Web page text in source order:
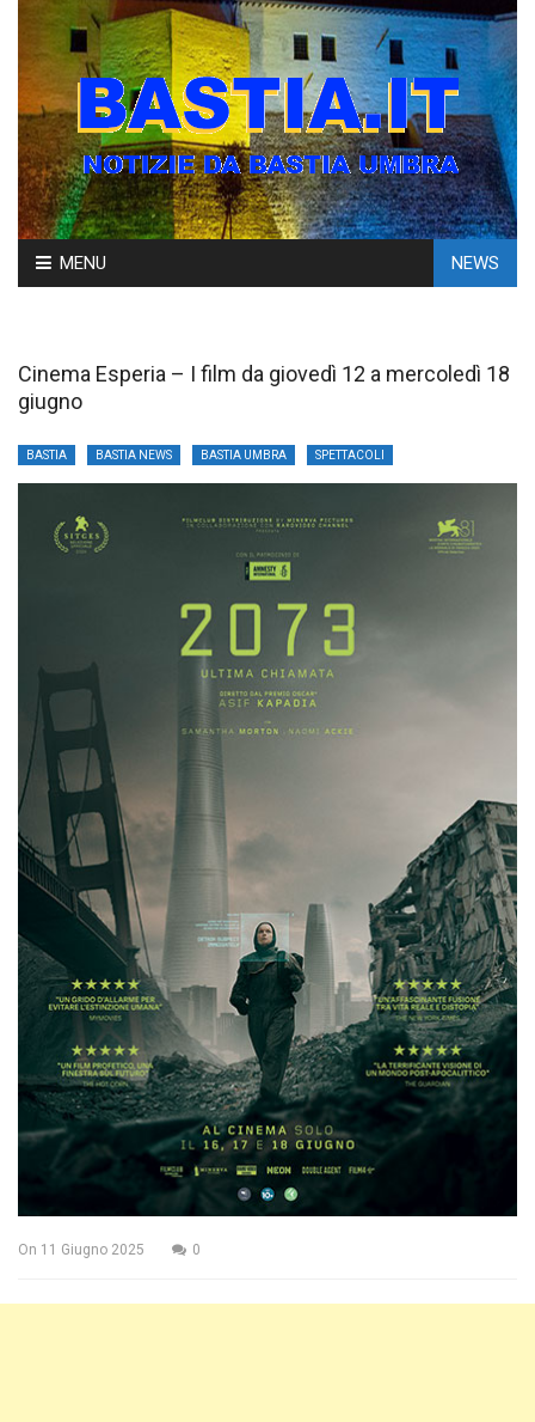
Skip
to
MENU NEWS
Cinema Esperia – I film da giovedì 12 a mercoledì 18
giugno
BASTIA BASTIA NEWS BASTIA UMBRA SPETTACOLI
On 11 Giugno 2025 0